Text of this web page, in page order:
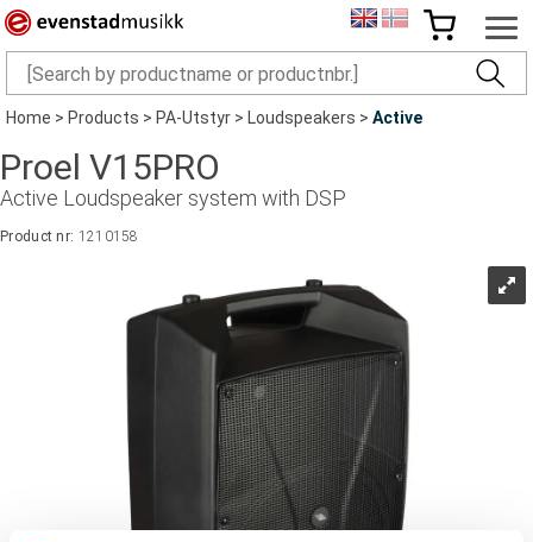
Home>Products>PA-Utstyr>Loudspeakers>Active
Proel V15PRO
Active Loudspeaker system with DSP
Product nr: 1210158